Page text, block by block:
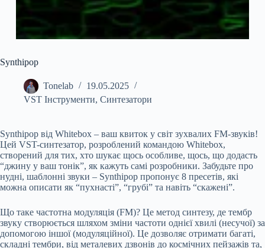
Synthipop
Tonelab
19.05.2025
VST Інструменти, Синтезатори
Synthipop від Whitebox – ваш квиток у світ зухвалих FM-звуків!
Цей VST-синтезатор, розроблений командою Whitebox,
створений для тих, хто шукає щось особливе, щось, що додасть
“джину у ваш тонік”, як кажуть самі розробники. Забудьте про
нудні, шаблонні звуки – Synthipop пропонує 8 пресетів, які
можна описати як “пухнасті”, “грубі” та навіть “скажені”.
Що таке частотна модуляція (FM)? Це метод синтезу, де тембр
звуку створюється шляхом зміни частоти однієї хвилі (несучої) за
допомогою іншої (модуляційної). Це дозволяє отримати багаті,
складні тембри, від металевих дзвонів до космічних пейзажів та,